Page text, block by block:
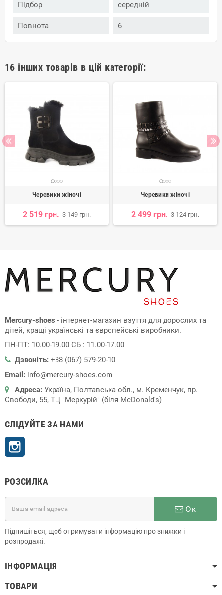
Підбор середній
Повнота 6
16 інших товарів в цій категорії:
Черевики жіночі
2 519 грн. 3 149 грн.
Черевики жіночі
2 499 грн. 3 124 грн.
Mercury-shoes - інтернет-магазин взуття для дорослих та
дітей, кращі українські та європейські виробники.
ПН-ПТ: 10.00-19.00 СБ : 11.00-17.00
Дзвоніть: +38 (067) 579-20-10
Email: info@mercury-shoes.com
Адреса: Україна, Полтавська обл., м. Кременчук, пр.
Свободи, 55, ТЦ "Меркурій" (біля McDonald's)
СЛІДУЙТЕ ЗА НАМИ
РОЗСИЛКА
Ок
Підпишіться, щоб отримувати інформацію про знижки і
розпродажі.
ІНФОРМАЦІЯ
ТОВАРИ